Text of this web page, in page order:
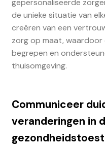
de unieke situatie van
creëren van een
zorg op maat,
begrepen en
thuisomgeving.
Communiceer
veranderingen in